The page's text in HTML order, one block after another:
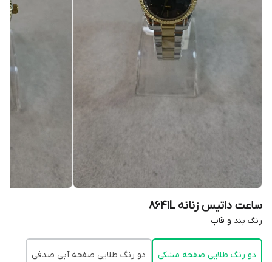
ساعت داتیس زنانه 8641L
رنگ بند و قاب
دو رنگ طلایی صفحه مشکی دو رنگ طلایی صفحه آبی صدفی